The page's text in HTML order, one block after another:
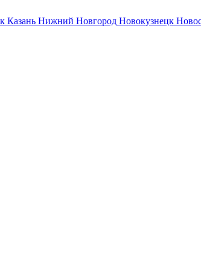
Казань Нижний Новгород Новокузнецк